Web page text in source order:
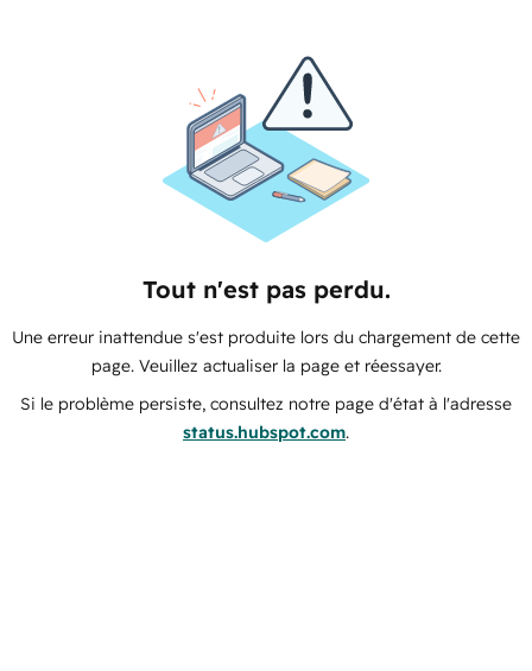
Tout n'est pas perdu.
Une erreur inattendue s'est produite lors du chargement de cette
page. Veuillez actualiser la page et réessayer.
Si le problème persiste, consultez notre page d'état à l'adresse
status.hubspot.com.